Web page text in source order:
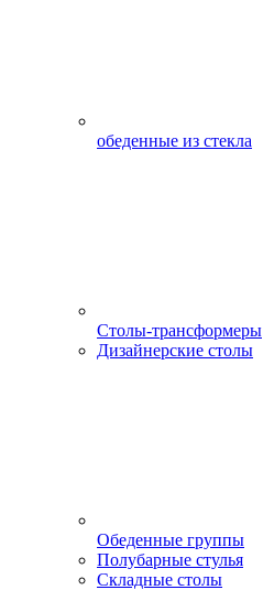
обеденные из стекла
Столы-трансформеры
Дизайнерские столы
Обеденные группы
Полубарные стулья
Складные столы